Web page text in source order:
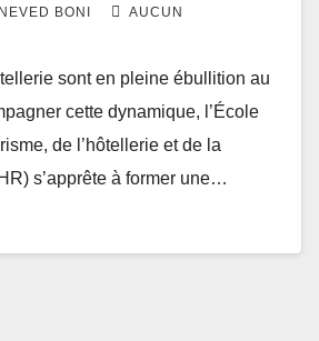
NEVED BONI AUCUN
sont en pleine ébullition au
cette dynamique, l’École
de l’hôtellerie et de la
s’apprête à former une…